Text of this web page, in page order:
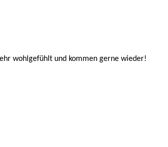
wohlgefühlt und kommen gerne wieder!